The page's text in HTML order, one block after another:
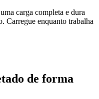
carga completa e dura
Carregue enquanto trabalha
de forma